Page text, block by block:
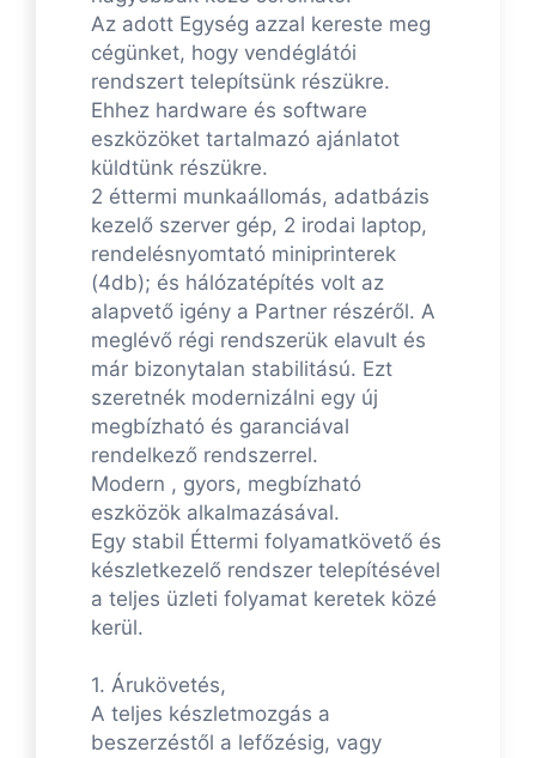
Az adott Egység azzal kereste meg
cégünket, hogy vendéglátói
rendszert telepítsünk részükre.
Ehhez hardware és software
eszközöket tartalmazó ajánlatot
küldtünk részükre.
2 éttermi munkaállomás, adatbázis
kezelő szerver gép, 2 irodai laptop,
rendelésnyomtató miniprinterek
(4db); és hálózatépítés volt az
alapvető igény a Partner részéről. A
meglévő régi rendszerük elavult és
már bizonytalan stabilitású. Ezt
szeretnék modernizálni egy új
megbízható és garanciával
rendelkező rendszerrel.
Modern , gyors, megbízható
eszközök alkalmazásával.
Egy stabil Éttermi folyamatkövető és
készletkezelő rendszer telepítésével
a teljes üzleti folyamat keretek közé
kerül.
1. Árukövetés,
A teljes készletmozgás a
beszerzéstől a lefőzésig, vagy